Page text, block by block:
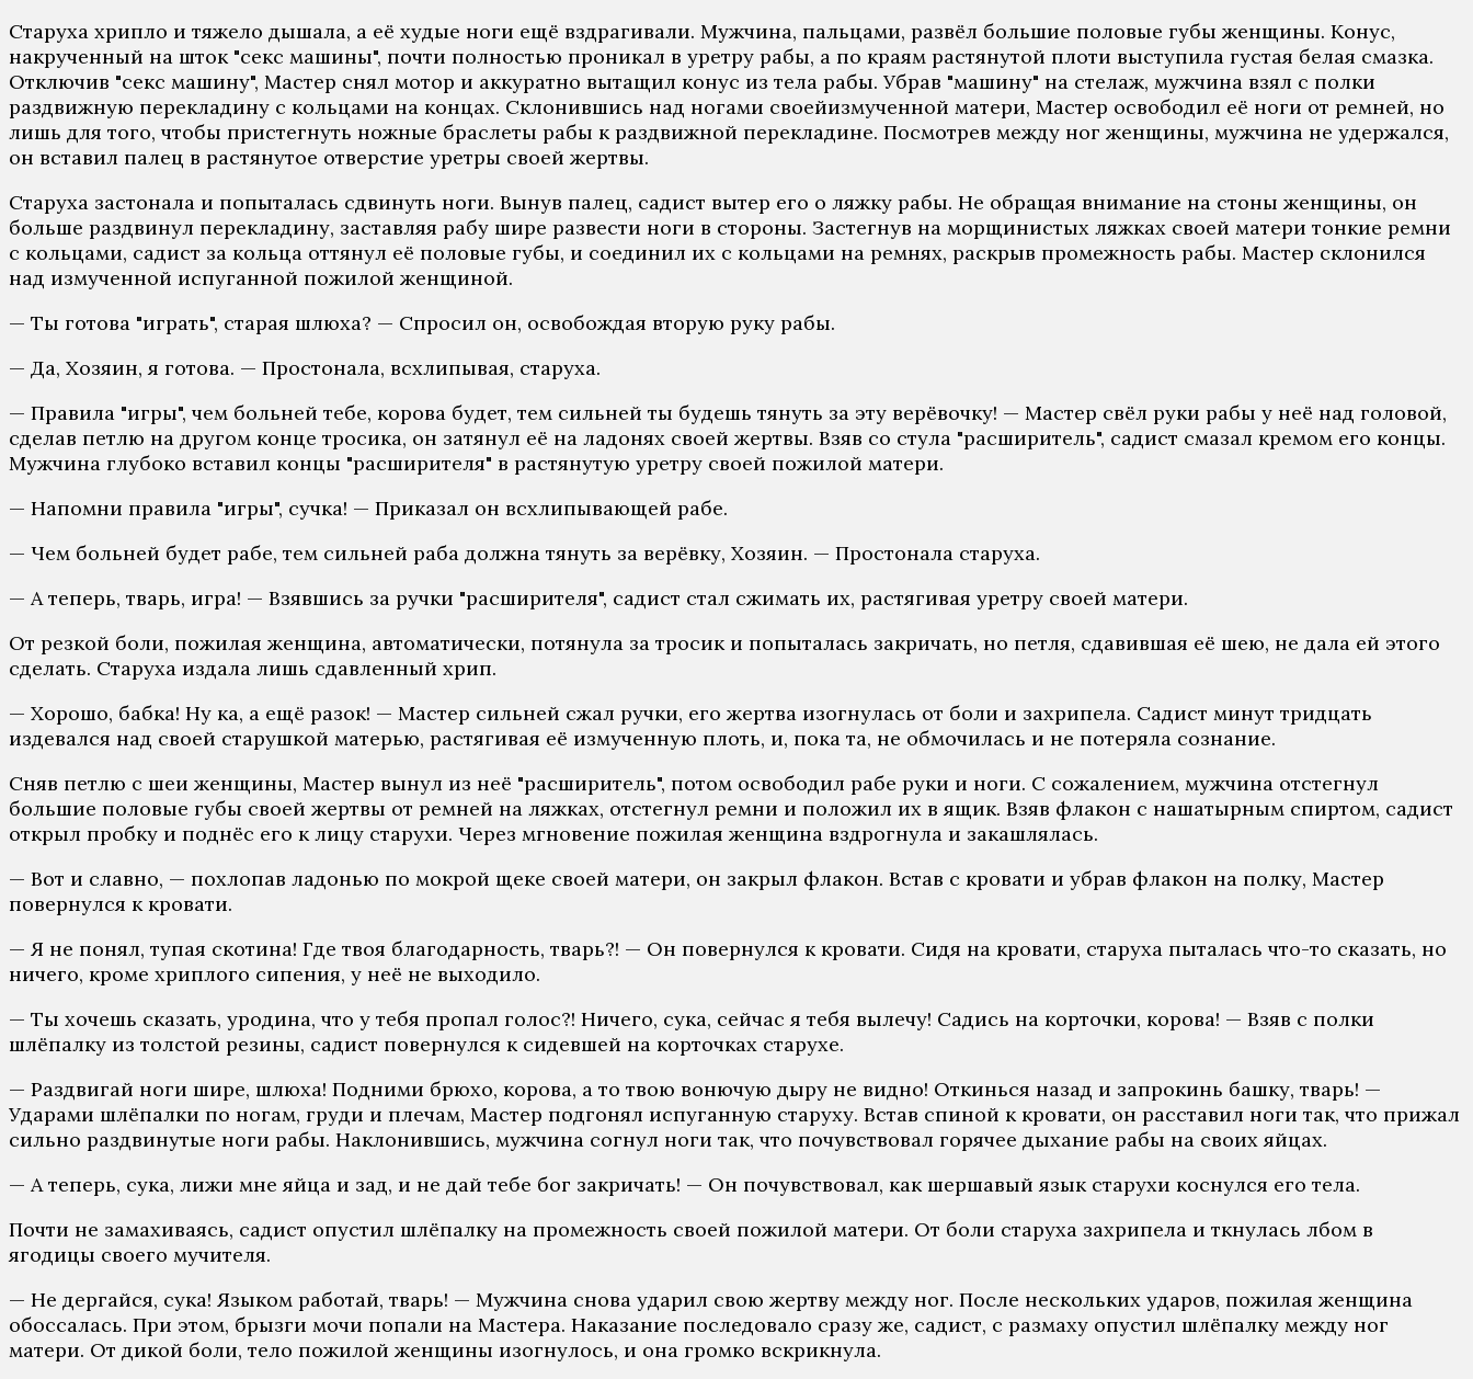
Старуха хрипло и тяжело дышала, а её худые ноги ещё вздрагивали. Мужчина, пальцами, развёл большие половые губы женщины. Конус,
накрученный на шток "секс машины", почти полностью проникал в уретру рабы, а по краям растянутой плоти выступила густая белая смазка.
Отключив "секс машину", Мастер снял мотор и аккуратно вытащил конус из тела рабы. Убрав "машину" на стелаж, мужчина взял с полки
раздвижную перекладину с кольцами на концах. Склонившись над ногами своейизмученной матери, Мастер освободил её ноги от ремней, но
лишь для того, чтобы пристегнуть ножные браслеты рабы к раздвижной перекладине. Посмотрев между ног женщины, мужчина не удержался,
он вставил палец в растянутое отверстие уретры своей жертвы.
Старуха застонала и попыталась сдвинуть ноги. Вынув палец, садист вытер его о ляжку рабы. Не обращая внимание на стоны женщины, он
больше раздвинул перекладину, заставляя рабу шире развести ноги в стороны. Застегнув на морщинистых ляжках своей матери тонкие ремни
с кольцами, садист за кольца оттянул её половые губы, и соединил их с кольцами на ремнях, раскрыв промежность рабы. Мастер склонился
над измученной испуганной пожилой женщиной.
— Ты готова "играть", старая шлюха? — Спросил он, освобождая вторую руку рабы.
— Да, Хозяин, я готова. — Простонала, всхлипывая, старуха.
— Правила "игры", чем больней тебе, корова будет, тем сильней ты будешь тянуть за эту верёвочку! — Мастер свёл руки рабы у неё над головой,
сделав петлю на другом конце тросика, он затянул её на ладонях своей жертвы. Взяв со стула "расширитель", садист смазал кремом его концы.
Мужчина глубоко вставил концы "расширителя" в растянутую уретру своей пожилой матери.
— Напомни правила "игры", сучка! — Приказал он всхлипывающей рабе.
— Чем больней будет рабе, тем сильней раба должна тянуть за верёвку, Хозяин. — Простонала старуха.
— А теперь, тварь, игра! — Взявшись за ручки "расширителя", садист стал сжимать их, растягивая уретру своей матери.
От резкой боли, пожилая женщина, автоматически, потянула за тросик и попыталась закричать, но петля, сдавившая её шею, не дала ей этого
сделать. Старуха издала лишь сдавленный хрип.
— Хорошо, бабка! Ну ка, а ещё разок! — Мастер сильней сжал ручки, его жертва изогнулась от боли и захрипела. Садист минут тридцать
издевался над своей старушкой матерью, растягивая её измученную плоть, и, пока та, не обмочилась и не потеряла сознание.
Сняв петлю с шеи женщины, Мастер вынул из неё "расширитель", потом освободил рабе руки и ноги. С сожалением, мужчина отстегнул
большие половые губы своей жертвы от ремней на ляжках, отстегнул ремни и положил их в ящик. Взяв флакон с нашатырным спиртом, садист
открыл пробку и поднёс его к лицу старухи. Через мгновение пожилая женщина вздрогнула и закашлялась.
— Вот и славно, — похлопав ладонью по мокрой щеке своей матери, он закрыл флакон. Встав с кровати и убрав флакон на полку, Мастер
повернулся к кровати.
— Я не понял, тупая скотина! Где твоя благодарность, тварь?! — Он повернулся к кровати. Сидя на кровати, старуха пыталась что-то сказать, но
ничего, кроме хриплого сипения, у неё не выходило.
— Ты хочешь сказать, уродина, что у тебя пропал голос?! Ничего, сука, сейчас я тебя вылечу! Садись на корточки, корова! — Взяв с полки
шлёпалку из толстой резины, садист повернулся к сидевшей на корточках старухе.
— Раздвигай ноги шире, шлюха! Подними брюхо, корова, а то твою вонючую дыру не видно! Откинься назад и запрокинь башку, тварь! —
Ударами шлёпалки по ногам, груди и плечам, Мастер подгонял испуганную старуху. Встав спиной к кровати, он расставил ноги так, что прижал
сильно раздвинутые ноги рабы. Наклонившись, мужчина согнул ноги так, что почувствовал горячее дыхание рабы на своих яйцах.
— А теперь, сука, лижи мне яйца и зад, и не дай тебе бог закричать! — Он почувствовал, как шершавый язык старухи коснулся его тела.
Почти не замахиваясь, садист опустил шлёпалку на промежность своей пожилой матери. От боли старуха захрипела и ткнулась лбом в
ягодицы своего мучителя.
— Не дергайся, сука! Языком работай, тварь! — Мужчина снова ударил свою жертву между ног. После нескольких ударов, пожилая женщина
обоссалась. При этом, брызги мочи попали на Мастера. Наказание последовало сразу же, садист, с размаху опустил шлёпалку между ног
матери. От дикой боли, тело пожилой женщины изогнулось, и она громко вскрикнула.